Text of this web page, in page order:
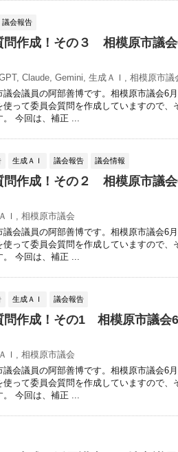
議会報告
問作成！その３ 相模原市議
, Claude, Gemini, 生成ＡＩ , 相模原市議
議会議員の阿部善博です。相模原市議会6
って委員会質問を作成していますので、
。 今回は、補正 ...
生成ＡＩ 議会報告 議会情報
問作成！その２ 相模原市議
Ｉ , 相模原市議会
議会議員の阿部善博です。相模原市議会6
って委員会質問を作成していますので、
。 今回は、補正 ...
生成ＡＩ 議会報告
問作成！その1 相模原市議会
Ｉ , 相模原市議会
議会議員の阿部善博です。相模原市議会6
って委員会質問を作成していますので、
。 今回は、補正 ...